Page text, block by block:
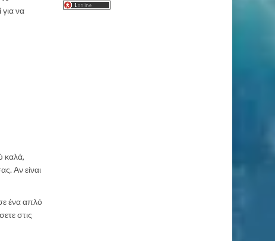
για να
καλά,
Αν είναι
ένα απλό
στις